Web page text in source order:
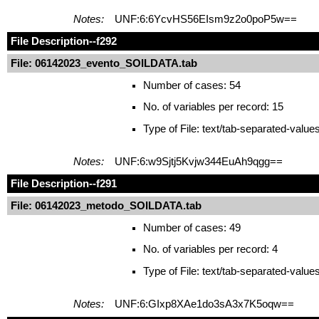
Notes:
UNF:6:6YcvHS56EIsm9z2o0poP5w==
File Description--f292
File: 06142023_evento_SOILDATA.tab
Number of cases: 54
No. of variables per record: 15
Type of File: text/tab-separated-
Notes:
UNF:6:w9Sjtj5Kvjw344EuAh9qgg==
File Description--f291
File: 06142023_metodo_SOILDATA.tab
Number of cases: 49
No. of variables per record: 4
Type of File: text/tab-separated-
Notes: UNF:6:GIxp8XAe1do3sA3x7K5oqw==